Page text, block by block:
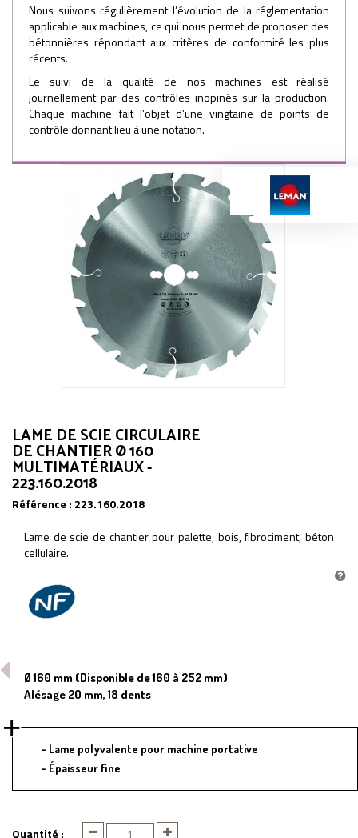
Nous suivons régulièrement l’évolution de la réglementation
applicable aux machines, ce qui nous permet de proposer des
bétonnières répondant aux critères de conformité les plus
récents.
Le suivi de la qualité de nos machines est réalisé
journellement par des contrôles inopinés sur la production.
Chaque machine fait l’objet d’une vingtaine de points de
contrôle donnant lieu à une notation.
LAME DE SCIE CIRCULAIRE
DE CHANTIER Ø 160
MULTIMATÉRIAUX -
223.160.2018
Référence : 223.160.2018
Lame de scie de chantier pour palette, bois, fibrociment, béton
cellulaire.
Ø 160 mm (Disponible de 160 à 252 mm)
Alésage 20 mm, 18 dents
Lame polyvalente pour machine portative
Épaisseur fine
Quantité :